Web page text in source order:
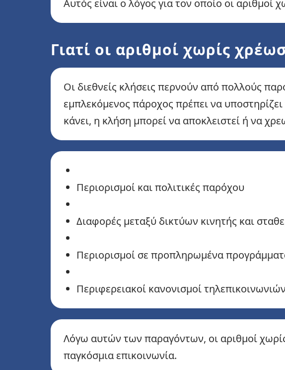
Αυτός είναι ο λόγος για τον οποίο οι αριθμοί
Γιατί οι αριθμοί χωρίς
Οι διεθνείς κλήσεις περνούν από πολλούς
εμπλεκόμενος πάροχος πρέπει να
κάνει, η κλήση μπορεί να αποκλειστεί ή να
Περιορισμοί και πολιτικές παρόχου
Διαφορές μεταξύ δικτύων κινητής και
Περιορισμοί σε προπληρωμένα
Περιφερειακοί κανονισμοί τηλεπικοινωνιών
Λόγω αυτών των παραγόντων, οι αριθμοί
παγκόσμια επικοινωνία.